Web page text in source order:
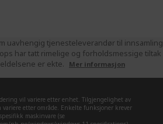
uavhengig tjenesteleverandør til innsamling
har tatt rimelige og forholdsmessige tiltak
er ekte.
Mer informasjon
vil variere etter enhet. Tilgjengelighet av
etter område. Enkelte funksjoner krever
spesifikk maskinvare (se